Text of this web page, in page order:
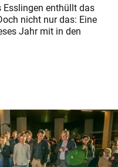
enthüllt das
nicht nur das: Eine
Jahr mit in den